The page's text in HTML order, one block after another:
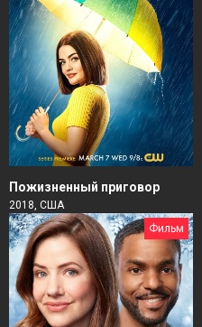
Пожизненный приговор
2018, США
Фильм